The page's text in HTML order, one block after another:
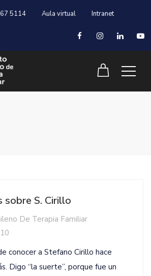
5114 Aula virtual Intranet
sobre S. Cirillo
De Terapia Familiar
conocer a Stefano Cirillo hace
Digo “la suerte”, porque fue un